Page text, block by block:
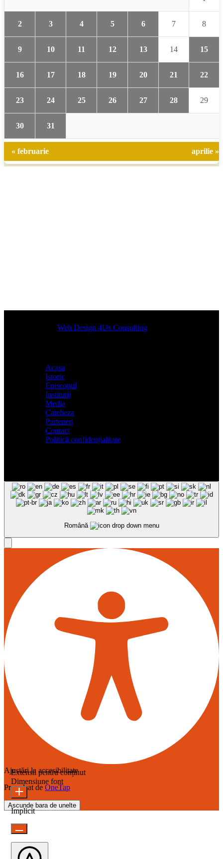
2 3 4 5 6 7 8
9 10 11 12 13 14 15
16 17 18 19 20 21 22
23 24 25 26 27 28 29
30 31
« februarie aprilie »
Designed byWeb Design 4Us Consulting
Acasa
Istoric
Episcopul
Institutii
Media
Cateheza
Parteneri
Contact
Politică confidențialitate
Română
Ajustări la accesibilitate
Propulsat de OneTap
Ascunde bara de unelte
Extensii pentru conținut
Dimensiune font
Implicit